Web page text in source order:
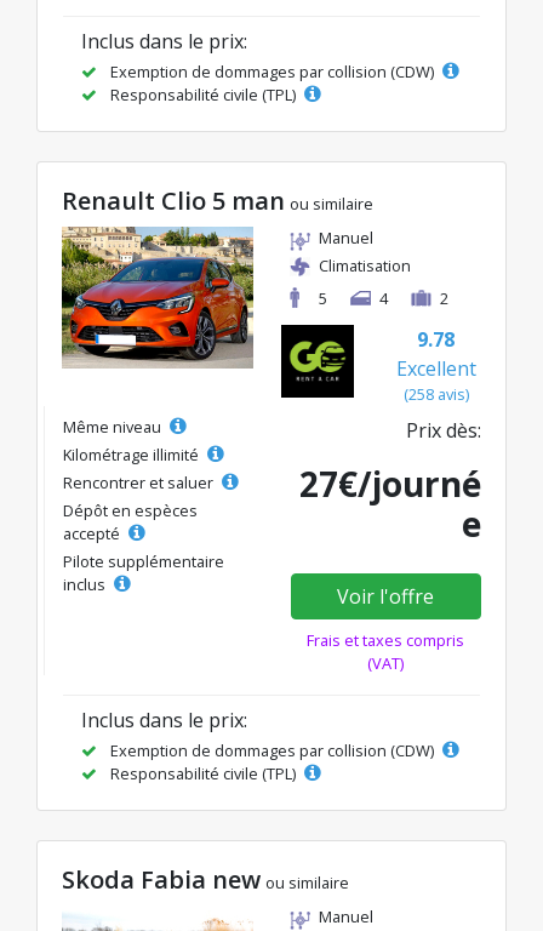
Inclus dans le prix:
Exemption de dommages par collision (CDW)
Responsabilité civile (TPL)
Renault Clio 5 man ou similaire
Manuel
Climatisation
5
4 2
9.78
Excellent
(258 avis)
Même niveau
Kilométrage illimité
Rencontrer et saluer
Dépôt en espèces
accepté
Pilote supplémentaire
inclus
Prix dès:
27€/journé
e
Voir l'offre
Frais et taxes compris
(VAT)
Inclus dans le prix:
Exemption de dommages par collision (CDW)
Responsabilité civile (TPL)
Skoda Fabia new ou similaire
Manuel